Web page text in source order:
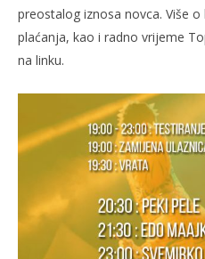
preostalog iznosa novca. Više
plaćanja, kao i radno vrijeme
na linku.